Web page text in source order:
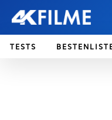
TESTS